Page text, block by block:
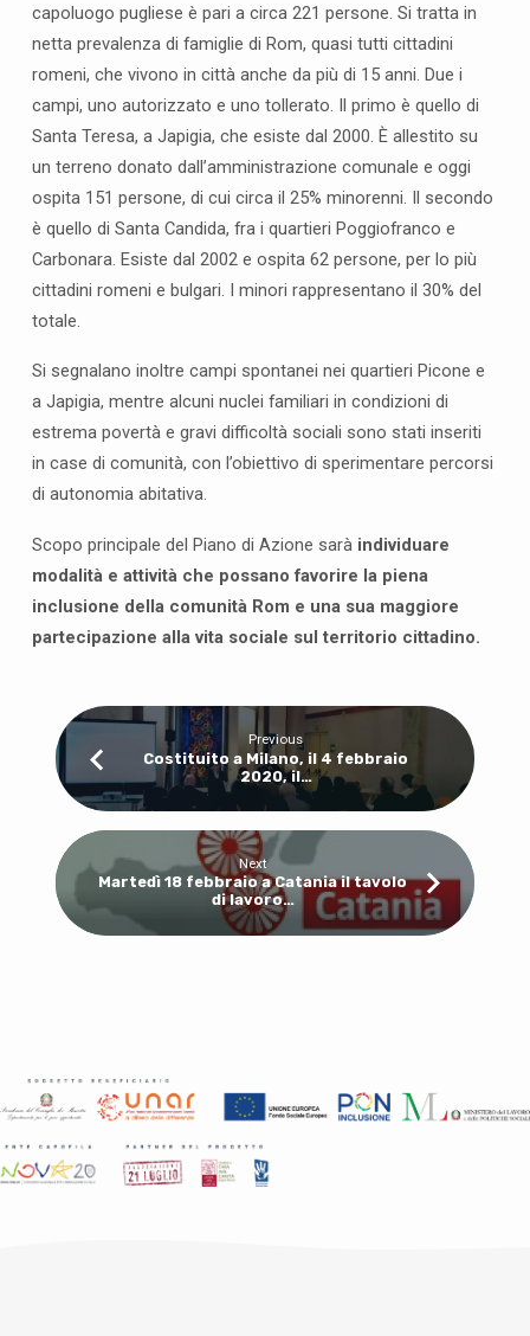
n
o
d
i
A
z
i
o
n
e
L
c
a
l
e
capoluogo pugliese è pari a circa 221 persone. Si tratta in
netta prevalenza di famiglie di Rom, quasi tutti cittadini
romeni, che vivono in città anche da più di 15 anni. Due i
campi, uno autorizzato e uno tollerato. Il primo è quello di
Santa Teresa, a Japigia, che esiste dal 2000. È allestito su
un terreno donato dall’amministrazione comunale e oggi
ospita 151 persone, di cui circa il 25% minorenni. Il secondo
è quello di Santa Candida, fra i quartieri Poggiofranco e
Carbonara. Esiste dal 2002 e ospita 62 persone, per lo più
cittadini romeni e bulgari. I minori rappresentano il 30% del
totale.
Si segnalano inoltre campi spontanei nei quartieri Picone e
a Japigia, mentre alcuni nuclei familiari in condizioni di
estrema povertà e gravi difficoltà sociali sono stati inseriti
in case di comunità, con l’obiettivo di sperimentare percorsi
di autonomia abitativa.
Scopo principale del Piano di Azione saràindividuare
modalità e attività che possano favorire la piena
inclusione della comunità Rom e una sua maggiore
partecipazione alla vita sociale sul territorio cittadino.
Previous
Costituito a Milano, il 4 febbraio
2020, il…
Next
Martedì 18 febbraio a Catania il tavolo
di lavoro…